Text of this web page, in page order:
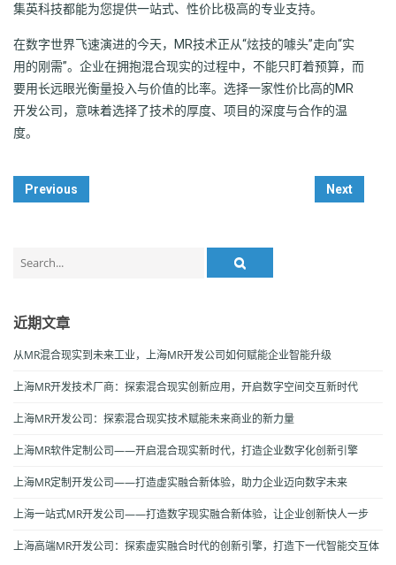
集英科技都能为您提供一站式、性价比极高的专业支持。
在数字世界飞速演进的今天，MR技术正从“炫技的噱头”走向“实
用的刚需”。企业在拥抱混合现实的过程中，不能只盯着预算，而
要用长远眼光衡量投入与价值的比率。选择一家性价比高的MR
开发公司，意味着选择了技术的厚度、项目的深度与合作的温
度。
Post
Navigation
Previous Next
for:
近期文章
从MR混合现实到未来工业，上海MR开发公司如何赋能企业智能升级
上海MR开发技术厂商：探索混合现实创新应用，开启数字空间交互新时代
上海MR开发公司：探索混合现实技术赋能未来商业的新力量
上海MR软件定制公司——开启混合现实新时代，打造企业数字化创新引擎
上海MR定制开发公司——打造虚实融合新体验，助力企业迈向数字未来
上海一站式MR开发公司——打造数字现实融合新体验，让企业创新快人一步
上海高端MR开发公司：探索虚实融合时代的创新引擎，打造下一代智能交互体